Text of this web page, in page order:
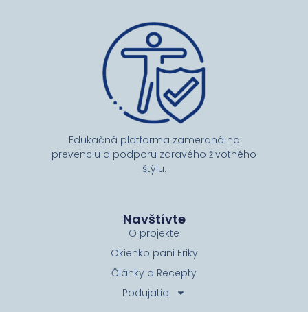
Edukačná platforma zameraná na
prevenciu a podporu zdravého životného
štýlu.
Navštívte
O projekte
Okienko pani Eriky
Články a Recepty
Podujatia